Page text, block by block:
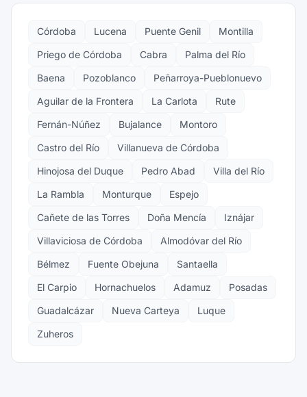
Córdoba Lucena Puente Genil
Montilla
Priego de Córdoba
Cabra
Palma del Río
Baena
Pozoblanco
Peñarroya-Pueblonuevo
Aguilar de la Frontera
La Carlota
Rute
Fernán-Núñez
Bujalance
Montoro
Castro del Río
Villanueva de Córdoba
Hinojosa del Duque
Pedro Abad
Villa del Río
La Rambla
Monturque
Espejo
Cañete de las Torres
Doña Mencía
Iznájar
Villaviciosa de Córdoba
Almodóvar del Río
Bélmez
Fuente Obejuna
Santaella
El Carpio
Hornachuelos Adamuz
Posadas
Guadalcázar
Nueva Carteya
Luque
Zuheros